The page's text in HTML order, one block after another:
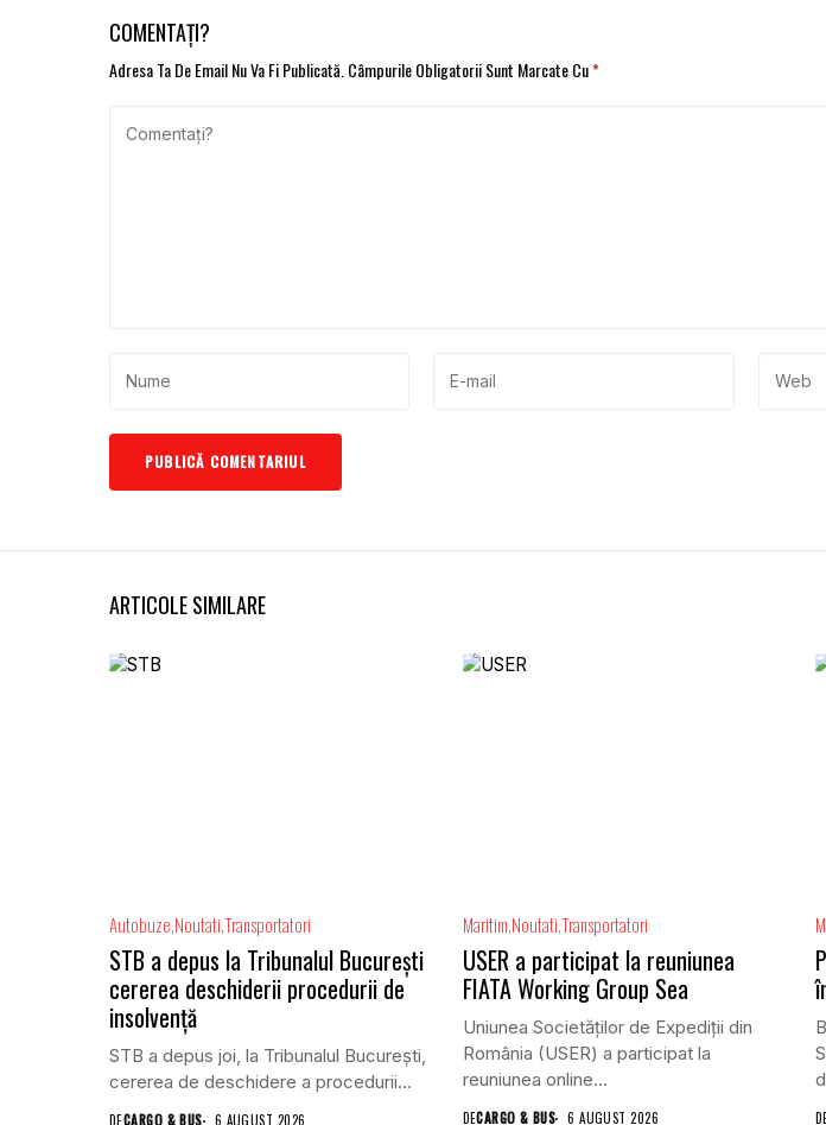
COMENTAȚI?
Adresa Ta De Email Nu Va Fi Publicată. Câmpurile Obligatorii Sunt Marcate Cu*
ARTICOLE SIMILARE
Autobuze NoutatiTransportatori
STB a depus la Tribunalul București
cererea deschiderii procedurii de
insolvență
STB a depus joi, la Tribunalul Bucureşti,
cererea de deschidere a procedurii...
DECARGO & BUS 6 AUGUST 2026
Maritim NoutatiTransportatori
USER a participat la reuniunea
FIATA Working Group Sea
Uniunea Societăților de Expediții din
România (USER) a participat la
reuniunea online...
DECARGO & BUS 6 AUGUST 2026